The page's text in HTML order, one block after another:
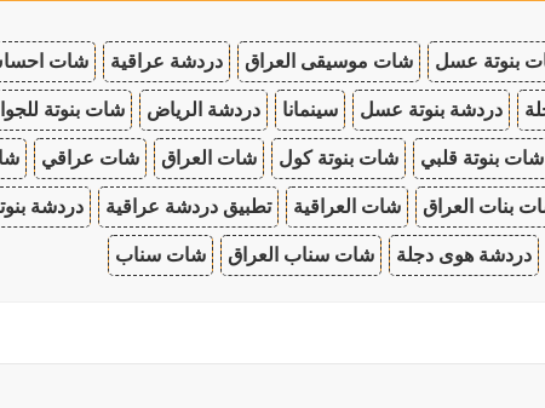
بنوتة عسل شات موسيقى العراق دردشة عراقية شات
دردشة بنوتة عسل سينمانا دردشة الرياض شات بنوتة
شات بنوتة قلبي شات بنوتة كول شات العراق شات عراقي
بنات العراق شات العراقية تطبيق دردشة عراقية دردشة
دردشة هوى دجلة شات سناب العراق شات سناب